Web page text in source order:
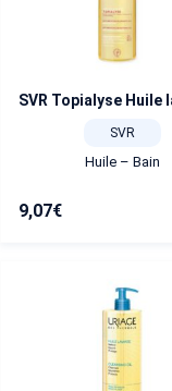
SVR
Huile – Bain
9,07€